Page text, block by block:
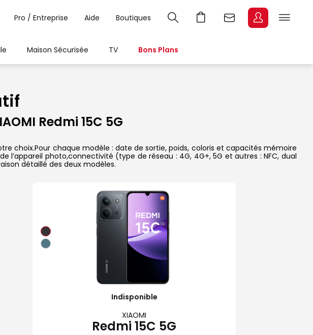
Pro / Entreprise Aide Boutiques
Maison Sécurisée TV Bons Plans
Redmi 15C 5G
choix.Pour chaque modèle : date de sortie, poids, coloris et capacités mémoire
photo,connectivité (type de réseau : 4G, 4G+, 5G et autres : NFC, dual
détaillé des deux modèles.
Indisponible
XIAOMI
Redmi 15C 5G